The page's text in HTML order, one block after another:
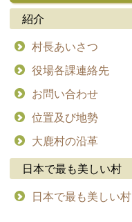
紹介
村長あいさつ
役場各課連絡先
お問い合わせ
位置及び地勢
大鹿村の沿革
日本で最も美しい村
日本で最も美しい村